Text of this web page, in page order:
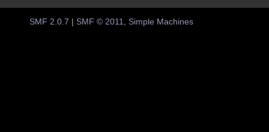
SMF 2.0.7 SMF © 2011 Simple Machines